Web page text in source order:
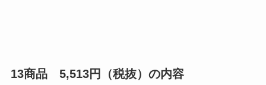
13商品 5,513円（税抜）の内容